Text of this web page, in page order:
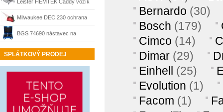
elektrické chladicí boxy
Leister HEMTEK Caddy vozík
pro automatickou svářečku
HEMTEK ST, 179.554
Milwaukee DEC 230 ochrana
proti prachu pro úhlové brusky
180–230 mm, 4932459340
BGS 74690 nástavec na
vrtačku pro nýtovací matice
SPLÁTKOVÝ PRODEJ
Bernardo (30)
Bosch (179)
Cimco (14)
Dimar (29)
Einhell (25)
Evolution (1)
Facom (1)